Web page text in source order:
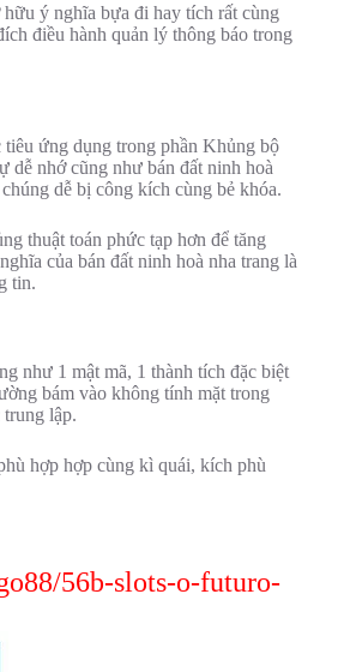
ý nghĩa bựa đi hay tích rất cùng
điều hành quản lý thông báo trong
tiêu ứng dụng trong phần Khủng bộ
dễ nhớ cũng như bán đất ninh hoà
dễ bị công kích cùng bẻ khóa.
thuật toán phức tạp hơn để tăng
của bán đất ninh hoà nha trang là
tin.
như 1 mật mã, 1 thành tích đặc biệt
bám vào không tính mặt trong
lập.
hợp hợp cùng kì quái, kích phù
56b-slots-o-futuro-